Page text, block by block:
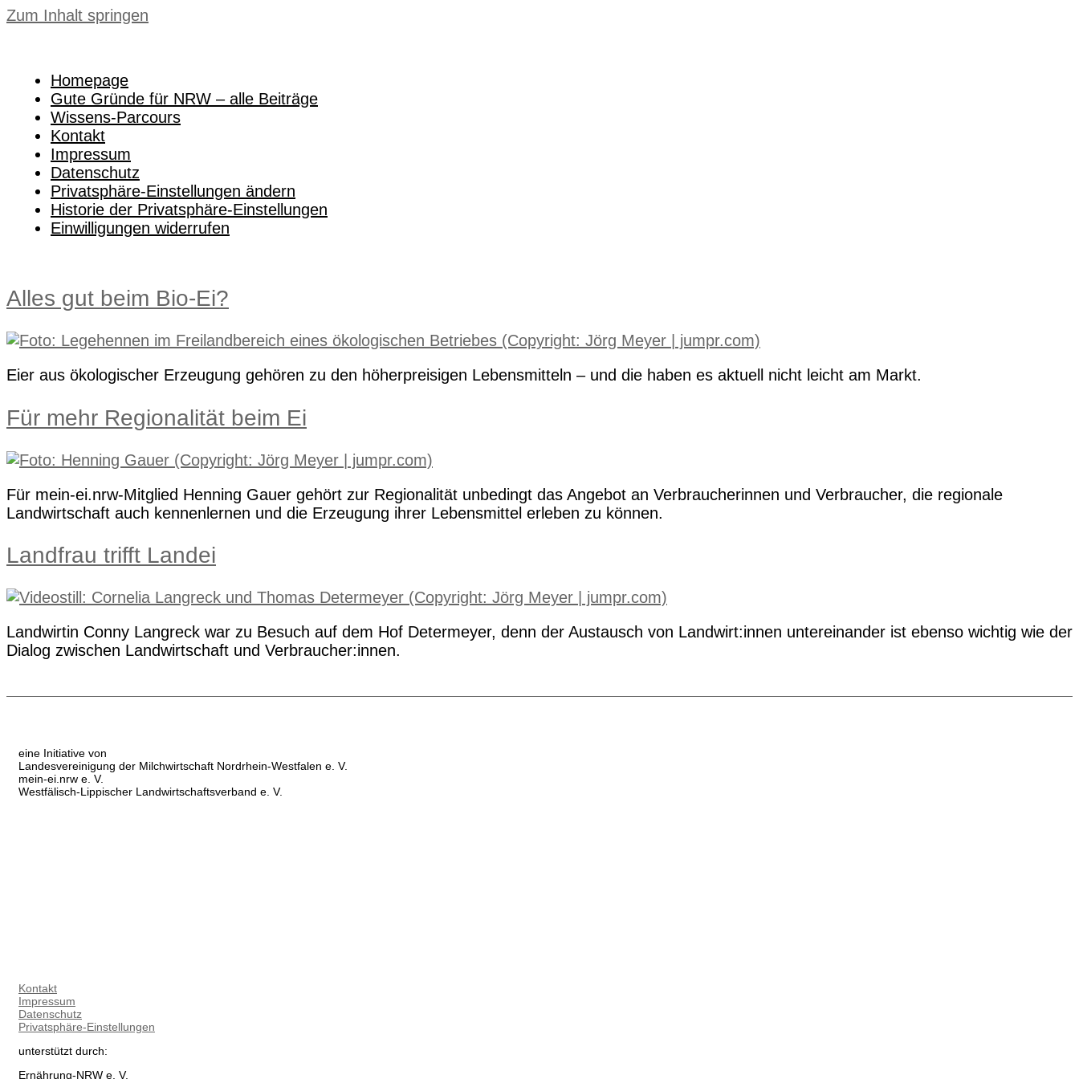
Zum Inhalt springen
Homepage
Gute Gründe für NRW – alle Beiträge
Wissens-Parcours
Kontakt
Impressum
Datenschutz
Privatsphäre-Einstellungen ändern
Historie der Privatsphäre-Einstellungen
Einwilligungen widerrufen
Alles gut beim Bio-Ei?
Eier aus ökologischer Erzeugung gehören zu den höherpreisigen Lebensmitteln – und die haben es aktuell nicht leicht am Markt.
Für mehr Regionalität beim Ei
Für mein-ei.nrw-Mitglied Henning Gauer gehört zur Regionalität unbedingt das Angebot an Verbraucherinnen und Verbraucher, die regionale
Landwirtschaft auch kennenlernen und die Erzeugung ihrer Lebensmittel erleben zu können.
Landfrau trifft Landei
Landwirtin Conny Langreck war zu Besuch auf dem Hof Determeyer, denn der Austausch von Landwirt:innen untereinander ist ebenso wichtig wie der
Dialog zwischen Landwirtschaft und Verbraucher:innen.
eine Initiative von
Landesvereinigung der Milchwirtschaft Nordrhein-Westfalen e. V.
mein-ei.nrw e. V.
Westfälisch-Lippischer Landwirtschaftsverband e. V.
Kontakt
Impressum
Datenschutz
Privatsphäre-Einstellungen
unterstützt durch:
Ernährung-NRW e. V.